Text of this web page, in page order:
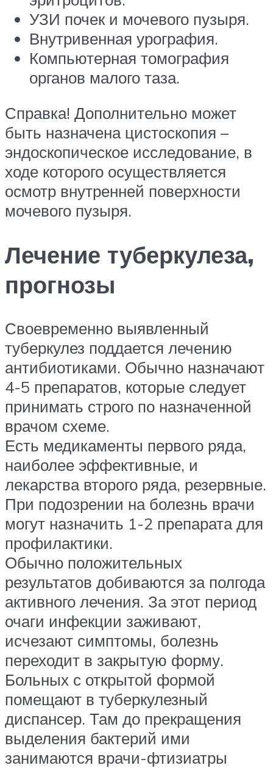
УЗИ почек и мочевого пузыря.
Внутривенная урография.
Компьютерная томография
органов малого таза.
Справка! Дополнительно может
быть назначена цистоскопия –
эндоскопическое исследование, в
ходе которого осуществляется
осмотр внутренней поверхности
мочевого пузыря.
Лечение туберкулеза,
прогнозы
Своевременно выявленный
туберкулез поддается лечению
антибиотиками. Обычно назначают
4-5 препаратов, которые следует
принимать строго по назначенной
врачом схеме.
Есть медикаменты первого ряда,
наиболее эффективные, и
лекарства второго ряда, резервные.
При подозрении на болезнь врачи
могут назначить 1-2 препарата для
профилактики.
Обычно положительных
результатов добиваются за полгода
активного лечения. За этот период
очаги инфекции заживают,
исчезают симптомы, болезнь
переходит в закрытую форму.
Больных с открытой формой
помещают в туберкулезный
диспансер. Там до прекращения
выделения бактерий ими
занимаются врачи-фтизиатры